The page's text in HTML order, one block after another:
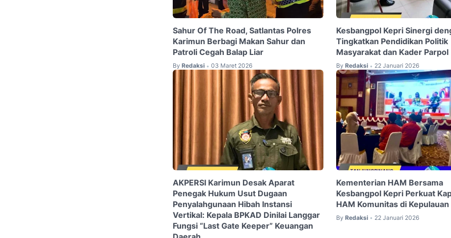
Sahur Of The Road, Satlantas Polres
Karimun Berbagi Makan Sahur dan
Patroli Cegah Balap Liar
By Redaksi • 03 Maret 2026
Kesbangpol Kepri Sinergi
Tingkatkan Pendidikan Politik
Masyarakat dan Kader Parpol
By Redaksi • 22 Januari 2026
AKPERSI Karimun Desak Aparat
Penegak Hukum Usut Dugaan
Penyalahgunaan Hibah Instansi
Vertikal: Kepala BPKAD Dinilai Langgar
Fungsi “Last Gate Keeper” Keuangan
Kementerian HAM Bersama
Kesbangpol Kepri Perkuat
HAM Komunitas di Kepulauan
By Redaksi • 22 Januari 2026